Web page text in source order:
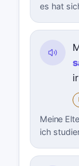
es hat
Meine
ich